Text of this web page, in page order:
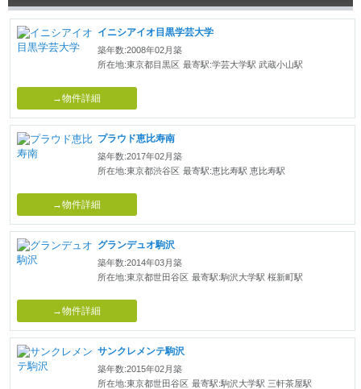
イニシアイオ目黒学芸大学
築年数:2008年02月築
所在地:東京都目黒区 最寄駅:学芸大学駅 武蔵小山駅
→物件詳細
プラウド恵比寿南
築年数:2017年02月築
所在地:東京都渋谷区 最寄駅:恵比寿駅 恵比寿駅
→物件詳細
グランデュオ駒沢
築年数:2014年03月築
所在地:東京都世田谷区 最寄駅:駒沢大学駅 桜新町駅
→物件詳細
サンクレメンテ駒沢
築年数:2015年02月築
所在地:東京都世田谷区 最寄駅:駒沢大学駅 三軒茶屋駅